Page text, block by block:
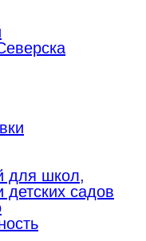
для школ,
садов